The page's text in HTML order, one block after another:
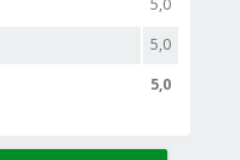
5,0
5,0
5,0